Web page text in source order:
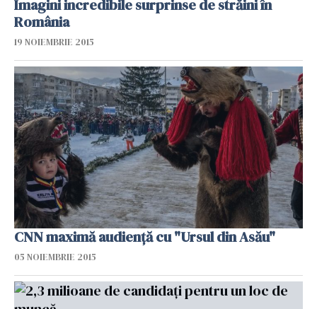
Imagini incredibile surprinse de străini în
România
19 NOIEMBRIE 2015
CNN maximă audiență cu "Ursul din Asău"
05 NOIEMBRIE 2015